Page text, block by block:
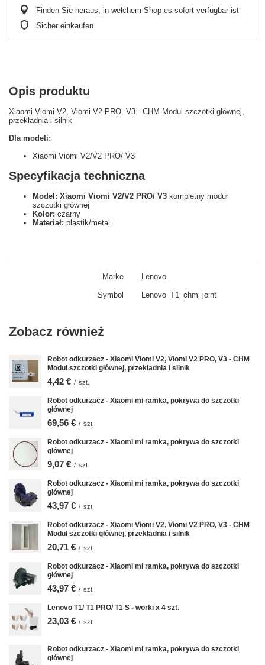
Finden Sie heraus, in welchem Shop es sofort verfügbar ist
Sicher einkaufen
Opis produktu
Xiaomi Viomi V2, Viomi V2 PRO, V3 - CHM Modul szczotki głównej,
przekładnia i silnik
Dla modeli:
Xiaomi Viomi V2/V2 PRO/ V3
Specyfikacja techniczna
Model: Xiaomi Viomi V2/V2 PRO/ V3 kompletny moduł
szczotki głównej
Kolor: czarny
Materiał: plastik/metal
Marke Lenovo
Symbol Lenovo_T1_chm_joint
Zobacz również
Robot odkurzacz - Xiaomi Viomi V2, Viomi V2 PRO, V3 - CHM
Modul szczotki głównej, przekładnia i silnik
4,42 € / szt.
Robot odkurzacz - Xiaomi mi ramka, pokrywa do szczotki
głównej
69,56 € / szt.
Robot odkurzacz - Xiaomi mi ramka, pokrywa do szczotki
głównej
9,07 € / szt.
Robot odkurzacz - Xiaomi mi ramka, pokrywa do szczotki
głównej
43,97 € / szt.
Robot odkurzacz - Xiaomi Viomi V2, Viomi V2 PRO, V3 - CHM
Modul szczotki głównej, przekładnia i silnik
20,71 € / szt.
Robot odkurzacz - Xiaomi mi ramka, pokrywa do szczotki
głównej
43,97 € / szt.
Lenovo T1/ T1 PRO/ T1 S - worki x 4 szt.
23,03 € / szt.
Robot odkurzacz - Xiaomi mi ramka, pokrywa do szczotki
głównej